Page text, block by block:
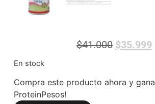
$41.000 $35.999
En stock
Compra este producto ahora y gana
ProteinPesos!